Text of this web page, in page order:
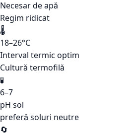
Necesar de apă
Regim ridicat
🌡️
18–26°C
Interval termic optim
Cultură termofilă
🧪
6–7
pH sol
preferă soluri neutre
🔄